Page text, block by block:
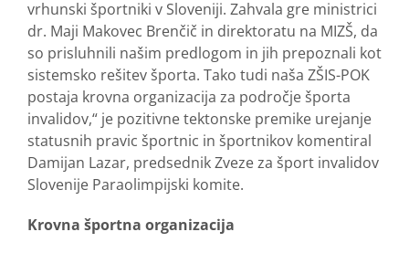
vrhunski športniki v Sloveniji. Zahvala gre ministrici
dr. Maji Makovec Brenčič in direktoratu na MIZŠ, da
so prisluhnili našim predlogom in jih prepoznali kot
sistemsko rešitev športa. Tako tudi naša ZŠIS-POK
postaja krovna organizacija za področje športa
invalidov,“ je pozitivne tektonske premike urejanje
statusnih pravic športnic in športnikov komentiral
Damijan Lazar, predsednik Zveze za šport invalidov
Slovenije Paraolimpijski komite.
Krovna športna organizacija